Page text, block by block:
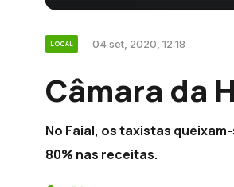
LOCAL 04 set, 2020, 12:18
Câmara da
No Faial, os taxistas
80% nas receitas.